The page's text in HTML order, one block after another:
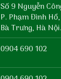
Số 9 Nguyễn
P. Phạm Đình
Bà Trưng, Hà Nội.
0904 690 102